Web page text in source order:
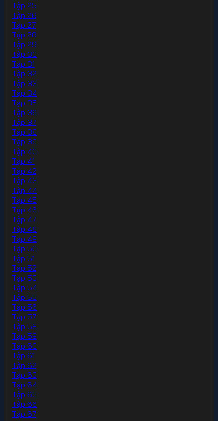
Tập 25
Tập 26
Tập 27
Tập 28
Tập 29
Tập 30
Tập 31
Tập 32
Tập 33
Tập 34
Tập 35
Tập 36
Tập 37
Tập 38
Tập 39
Tập 40
Tập 41
Tập 42
Tập 43
Tập 44
Tập 45
Tập 46
Tập 47
Tập 48
Tập 49
Tập 50
Tập 51
Tập 52
Tập 53
Tập 54
Tập 55
Tập 56
Tập 57
Tập 58
Tập 59
Tập 60
Tập 61
Tập 62
Tập 63
Tập 64
Tập 65
Tập 66
Tập 67